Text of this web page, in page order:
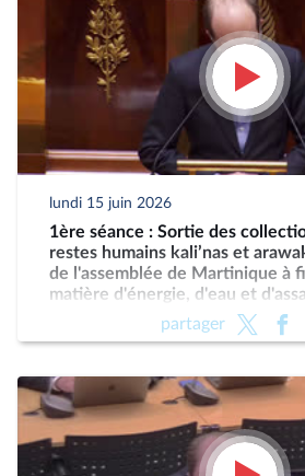
lundi 15 juin 2026
1ère séance : Sortie des
restes humains kali’nas et
de l'assemblée de Martinique à
matière d'énergie, d'eau et
partager